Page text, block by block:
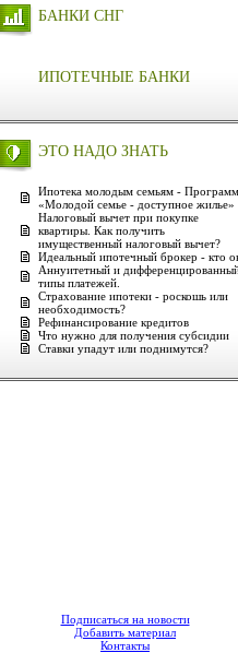
БАНКИ СНГ
ИПОТЕЧНЫЕ БАНКИ
ЭТО НАДО ЗНАТЬ
Ипотека молодым семьям -
«Молодой семье - доступное жилье»
Налоговый вычет при покупке
квартиры. Как получить
имущественный налоговый вычет?
Идеальный ипотечный брокер - кто
Аннуитетный и
типы платежей.
Страхование ипотеки - роскошь или
необходимость?
Рефинансирование кредитов
Что нужно для получения субсидии
Ставки упадут или поднимутся?
Подписаться на новости
Добавить материал
Контакты